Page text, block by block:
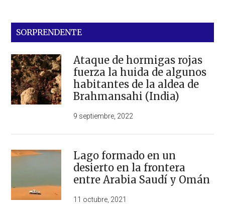
SORPRENDENTE
Ataque de hormigas rojas
fuerza la huida de algunos
habitantes de la aldea de
Brahmansahi (India)
9 septiembre, 2022
Lago formado en un
desierto en la frontera
entre Arabia Saudí y Omán
11 octubre, 2021